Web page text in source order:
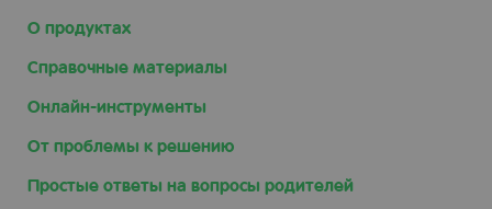
О продуктах
Справочные материалы
Онлайн-инструменты
От проблемы к решению
Простые ответы на вопросы родителей